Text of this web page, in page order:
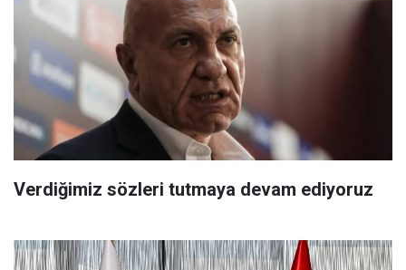
Verdiğimiz sözleri tutmaya devam ediyoruz